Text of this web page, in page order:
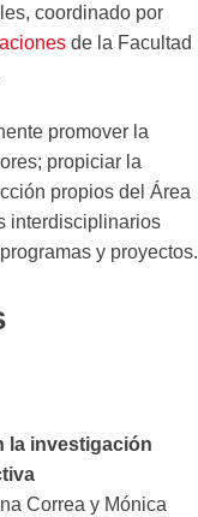
coordinado por
de la Facultad
promover la
propiciar la
propios del Área
interdisciplinarios
y proyectos.
la investigación
Correa y Mónica